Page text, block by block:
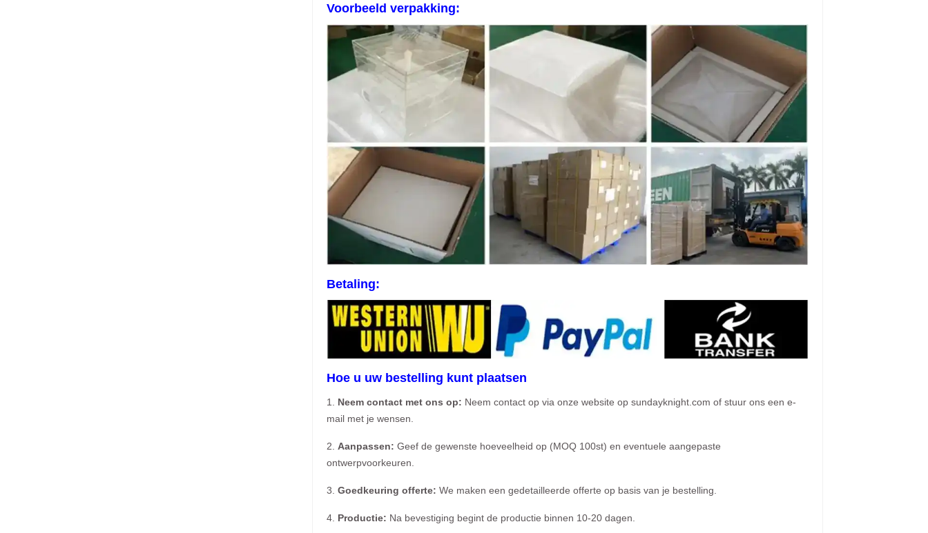
Voorbeeld verpakking:
Betaling:
Hoe u uw bestelling kunt plaatsen
1. Neem contact met ons op: Neem contact op via onze website op sundayknight.com of stuur ons een e-
mail met je wensen.
2. Aanpassen: Geef de gewenste hoeveelheid op (MOQ 100st) en eventuele aangepaste
ontwerpvoorkeuren.
3. Goedkeuring offerte: We maken een gedetailleerde offerte op basis van je bestelling.
4. Productie: Na bevestiging begint de productie binnen 10-20 dagen.